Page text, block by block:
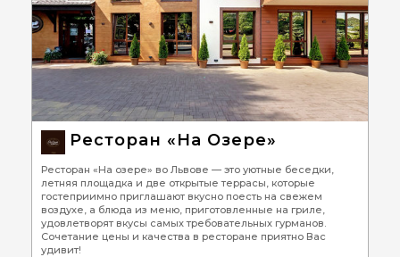
Ресторан «На Озере»
Ресторан «На озере» во Львове — это уютные беседки,
летняя площадка и две открытые террасы, которые
гостеприимно приглашают вкусно поесть на свежем
воздухе, а блюда из меню, приготовленные на гриле,
удовлетворят вкусы самых требовательных гурманов.
Сочетание цены и качества в ресторане приятно Вас
удивит!